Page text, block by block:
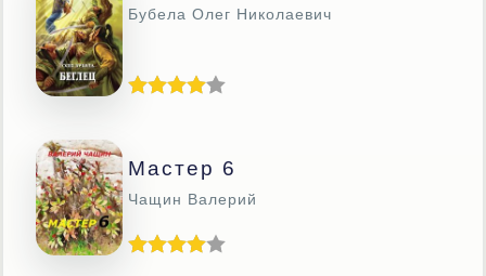
Бубела Олег Николаевич
Мастер 6
Чащин Валерий